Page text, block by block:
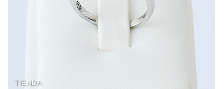
TIENDA